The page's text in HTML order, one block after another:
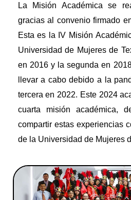
La Misión Académica se
gracias al convenio firmado
Esta es la IV Misión
Universidad de Mujeres de
en 2016 y la segunda en
llevar a cabo debido a la
tercera en 2022. Este 2024
cuarta misión académica,
compartir estas experiencias
de la Universidad de Mujeres